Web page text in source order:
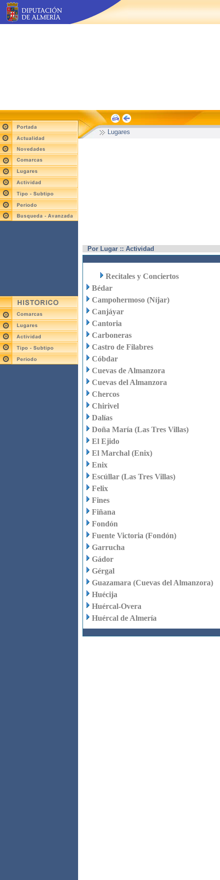
Lugares
Por Lugar :: Actividad
Recitales y Conciertos
Bédar
Campohermoso (Níjar)
Canjáyar
Cantoria
Carboneras
Castro de Filabres
Cóbdar
Cuevas de Almanzora
Cuevas del Almanzora
Chercos
Chirivel
Dalías
Doña María (Las Tres Villas)
El Ejido
El Marchal (Enix)
Enix
Escúllar (Las Tres Villas)
Felix
Fines
Fiñana
Fondón
Fuente Victoria (Fondón)
Garrucha
Gádor
Gérgal
Guazamara (Cuevas del Almanzora)
Huécija
Huércal-Overa
Huércal de Almería